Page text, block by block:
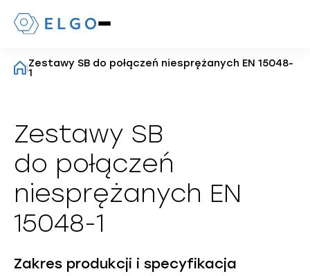
Naciśnij,
lub
|Zestawy SB do połączeń niesprężanych EN 15048-
1
Zestawy SB
do połączeń
niesprężanych EN
15048-1
Zakres produkcji i specyfikacja